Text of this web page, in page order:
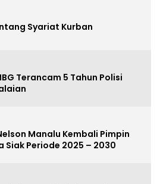
Syariat Kurban
Terancam 5 Tahun Polisi
Manalu Kembali Pimpin
Siak Periode 2025 – 2030